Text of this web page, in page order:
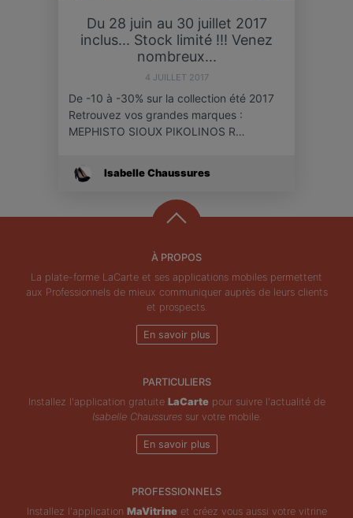
Du 28 juin au 30 juillet 2017
inclus... Stock limité !!! Venez
nombreux...
4 JUILLET 2017
De -10 à -30% sur la collection été 2017
Retrouvez vos grandes marques :
MEPHISTO SIOUX PIKOLINOS R…
Isabelle Chaussures
À PROPOS
La plate-forme LaCarte et ses applications mobiles permettent
aux Professionnels de mieux communiquer auprès de leurs clients
et prospects.
En savoir plus
PARTICULIERS
Installez l'application gratuite LaCartepour suivre l'actualité de
Isabelle Chaussuressur votre mobile.
En savoir plus
PROFESSIONNELS
Installez l'application MaVitrineet créez vous aussi votre vitrine